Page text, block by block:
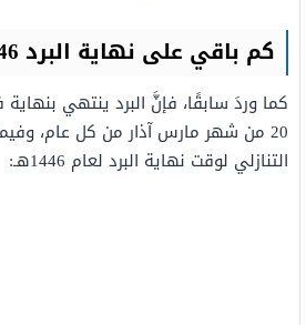
كم باقي على نهاية البرد 1446 العد التنازلي
كما وردَ سابقًا، فإنَّ البرد ينتهي
20 من شهر مارس آذار من كل عام،
التنازلي لوقت نهاية البرد لعام 1446هـ: